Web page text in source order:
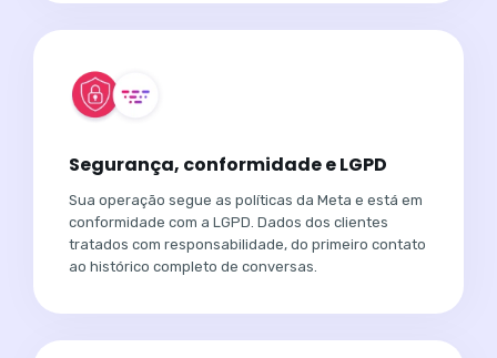
Segurança, conformidade e LGPD
Sua operação segue as políticas da Meta e está em
conformidade com a LGPD. Dados dos clientes
tratados com responsabilidade, do primeiro contato
ao histórico completo de conversas.